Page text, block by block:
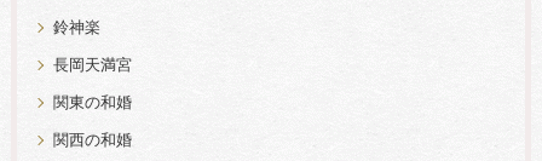
鈴神楽
長岡天満宮
関東の和婚
関西の和婚